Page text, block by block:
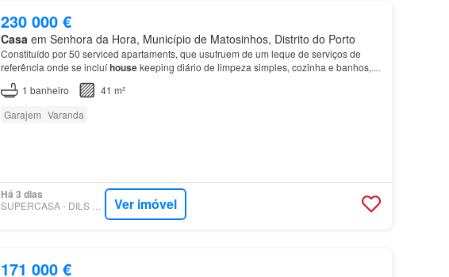
230 000 €
Casaem Senhora da Hora, Município de Matosinhos, Distrito do Porto
Constituído por 50 serviced apartaments, que usufruem de um leque de serviços de
referência onde se incluíhousekeeping diário de limpeza simples, cozinha e banhos,
recolha de lixos;
House
1 banheiro
41 m²
Garajem Varanda
Há 3 dias
Ver imóvel
171 000 €